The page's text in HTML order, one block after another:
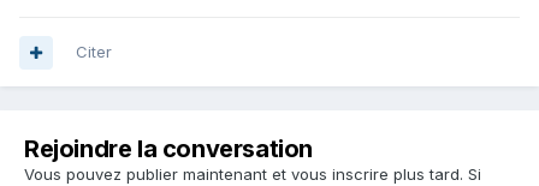
Citer
Rejoindre la conversation
Vous pouvez publier maintenant et vous inscrire plus tard. Si